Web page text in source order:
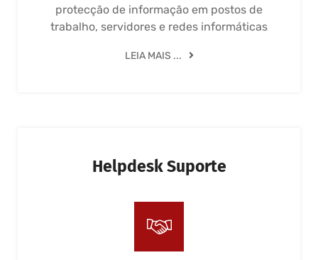
protecção de informação em postos de
trabalho, servidores e redes informáticas
LEIA MAIS ...
Helpdesk Suporte